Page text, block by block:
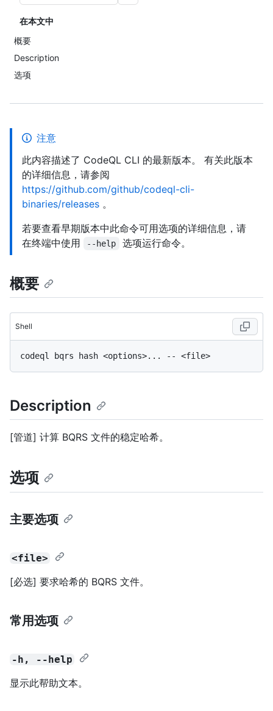
在本文中
概要
Description
选项
注意
此内容描述了 CodeQL CLI 的最新版本。 有关此版本
的详细信息，请参阅
https://github.com/github/codeql-cli-
binaries/releases 。
若要查看早期版本中此命令可用选项的详细信息，请
在终端中使用
--help 选项运行命令。
概要
Shell
Description
[管道] 计算 BQRS 文件的稳定哈希。
选项
主要选项
<file>
[必选] 要求哈希的 BQRS 文件。
常用选项
-h, --help
显示此帮助文本。